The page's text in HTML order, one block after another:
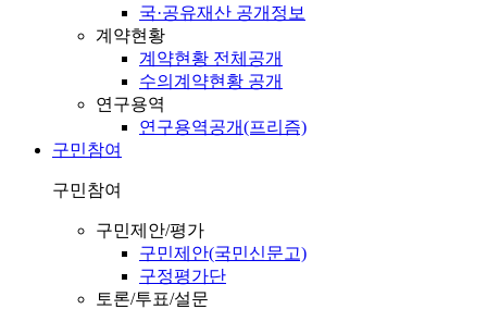
국·공유재산 공개정보
계약현황
계약현황 전체공개
수의계약현황 공개
연구용역
연구용역공개(프리즘)
구민참여
구민참여
구민제안/평가
구민제안(국민신문고)
구정평가단
토론/투표/설문